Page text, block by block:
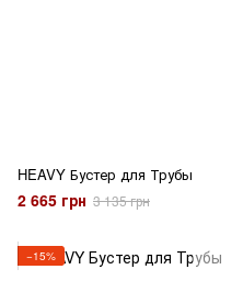
HEAVY Бустер для Трубы
2 665 грн 3 135 грн
−15%